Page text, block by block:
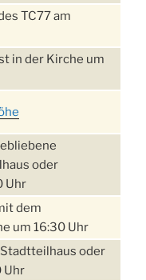
TC77 am
in der Kirche um
oder
Uhr
dem
um 16:30 Uhr
oder
Uhr